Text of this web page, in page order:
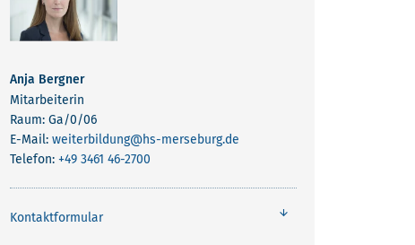
Anja Bergner
Mitarbeiterin
Raum: Ga/0/06
E-Mail: weiterbildung@hs-merseburg.de
Telefon: +49 3461 46-2700
Kontaktformular